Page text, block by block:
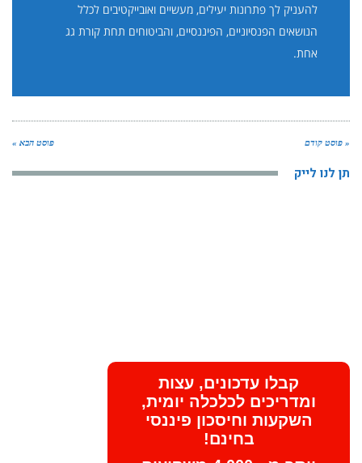
להעניק לך פתרונות יעילים, מעשיים ואובייקטיבים לכלל
הנושאים הפנסיוניים, הפיננסיים, והביטוחים תחת קורת גג
אחת.
« פוסט קודם פוסט הבא »
תן לנו לייק